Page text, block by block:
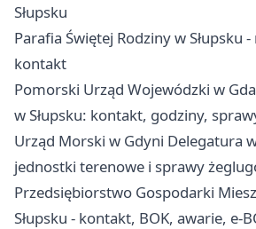
Słupsku
Parafia Świętej Rodziny w Słupsku
kontakt
Pomorski Urząd Wojewódzki w
w Słupsku: kontakt, godziny,
Urząd Morski w Gdyni Delegatura
jednostki terenowe i sprawy
Przedsiębiorstwo Gospodarki
Słupsku - kontakt, BOK, awarie, e-